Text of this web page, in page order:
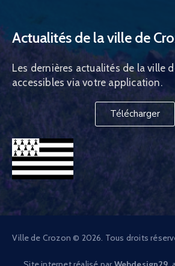
Actualités de la ville de
Les dernières actualités de la ville
accessibles via votre application.
Télécharger
Ville de Crozon © 2026. Tous droits